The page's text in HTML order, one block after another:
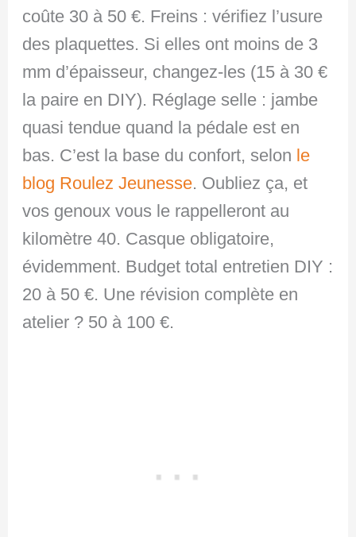
coûte 30 à 50 €. Freins : vérifiez l’usure
des plaquettes. Si elles ont moins de 3
mm d’épaisseur, changez-les (15 à 30 €
la paire en DIY). Réglage selle : jambe
quasi tendue quand la pédale est en
bas. C’est la base du confort, selon le
blog Roulez Jeunesse. Oubliez ça, et
vos genoux vous le rappelleront au
kilomètre 40. Casque obligatoire,
évidemment. Budget total entretien DIY :
20 à 50 €. Une révision complète en
atelier ? 50 à 100 €.